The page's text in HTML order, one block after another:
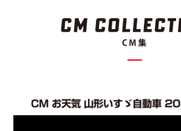
CM お天気 山形いすゞ自動車